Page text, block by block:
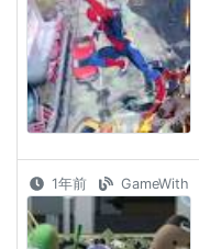
1年前 GameWith